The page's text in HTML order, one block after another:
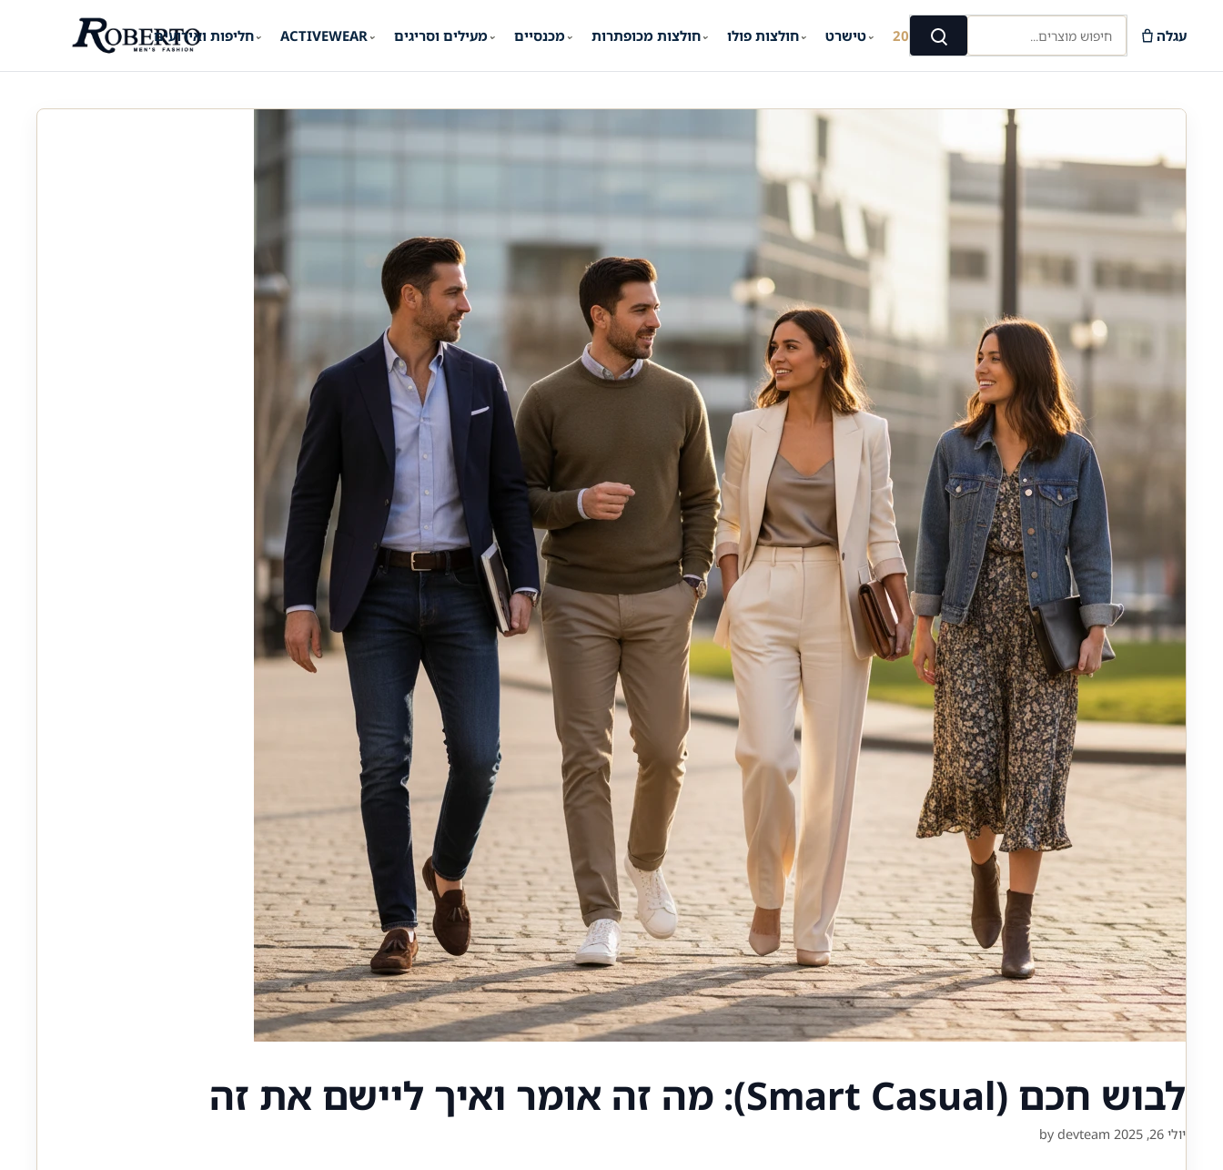
חליפות ואירועים⌄ ACTIVEWEAR ⌄ מעילים וסריגים⌄ מכנסיים⌄ חולצות מכופתרות⌄ חולצות פולו⌄ טישרט⌄ קיץ 2026 חיפוש מוצרים...
חיפוש עגלה
לבוש חכם (Smart Casual): מה זה אומר ואיך ליישם את זה
יולי 26, 2025 by devteam